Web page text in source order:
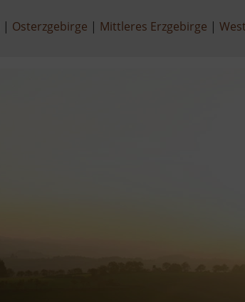
Osterzgebirge Mittleres Erzgebirge